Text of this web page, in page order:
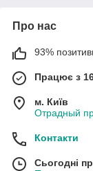
Про нас
93%
Працює з
м. Київ
Отрадный
Контакти
Сьогодні